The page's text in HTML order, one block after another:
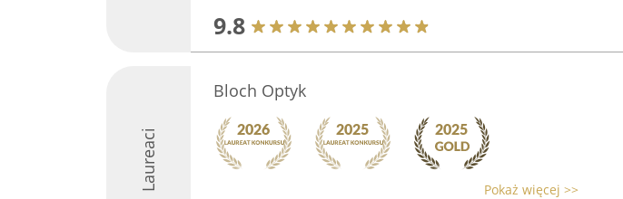
9.8
Laureaci
Bloch Optyk
Pokaż więcej >>